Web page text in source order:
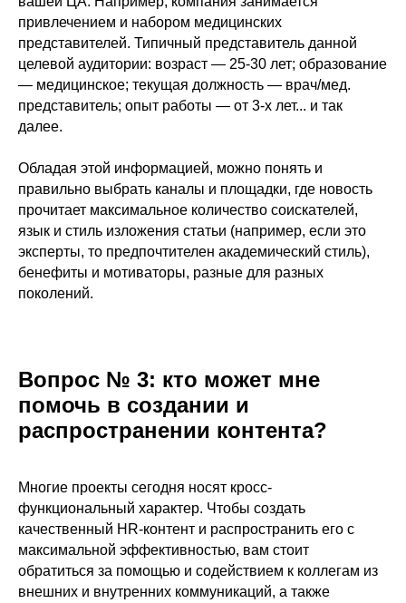
привлечением и набором медицинских
представителей. Типичный представитель данной
целевой аудитории: возраст — 25-30 лет; образование
— медицинское; текущая должность — врач/мед.
представитель; опыт работы — от 3-х лет... и так
далее.
Обладая этой информацией, можно понять и
правильно выбрать каналы и площадки, где новость
прочитает максимальное количество соискателей,
язык и стиль изложения статьи (например, если это
эксперты, то предпочтителен академический стиль),
бенефиты и мотиваторы, разные для разных
поколений.
Вопрос № 3: кто может мне
помочь в создании и
распространении контента?
Многие проекты сегодня носят кросс-
функциональный характер. Чтобы создать
качественный HR-контент и распространить его с
максимальной эффективностью, вам стоит
обратиться за помощью и содействием к коллегам из
внешних и внутренних коммуникаций, а также